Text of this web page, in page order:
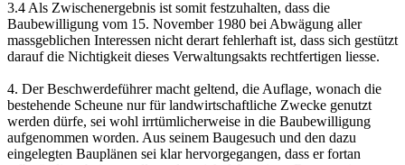
3.4 Als Zwischenergebnis ist somit festzuhalten, dass die
Baubewilligung vom 15. November 1980 bei Abwägung aller
massgeblichen Interessen nicht derart fehlerhaft ist, dass sich gestützt
darauf die Nichtigkeit dieses Verwaltungsakts rechtfertigen liesse.
4. Der Beschwerdeführer macht geltend, die Auflage, wonach die
bestehende Scheune nur für landwirtschaftliche Zwecke genutzt
werden dürfe, sei wohl irrtümlicherweise in die Baubewilligung
aufgenommen worden. Aus seinem Baugesuch und den dazu
eingelegten Bauplänen sei klar hervorgegangen, dass er fortan